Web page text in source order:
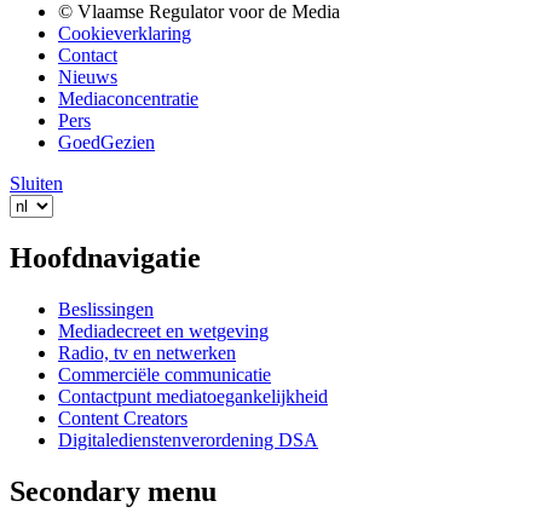
© Vlaamse Regulator voor de Media
Cookieverklaring
Contact
Nieuws
Mediaconcentratie
Pers
GoedGezien
Sluiten
Hoofdnavigatie
Beslissingen
Mediadecreet en wetgeving
Radio, tv en netwerken
Commerciële communicatie
Contactpunt mediatoegankelijkheid
Content Creators
Digitaledienstenverordening DSA
Secondary menu